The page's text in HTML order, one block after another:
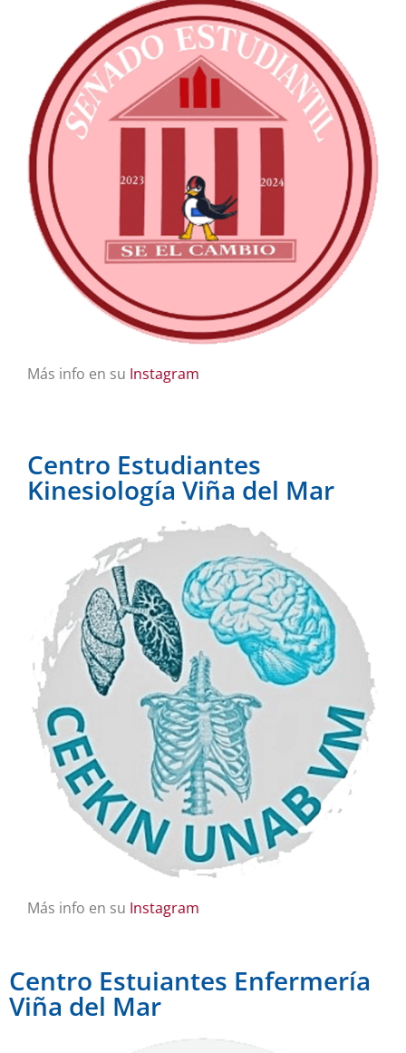
Más info en su Instagram
Centro Estudiantes
Kinesiología Viña del Mar
Más info en su Instagram
Centro Estuiantes Enfermería
Viña del Mar